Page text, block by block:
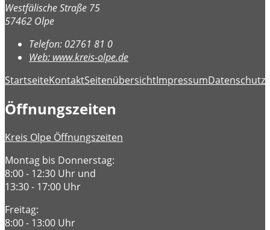
Westfälische Straße 75
57462 Olpe
Telefon: 02761 81 0
Web: www.kreis-olpe.de
StartseiteKontaktSeitenübersichtImpressumDatenschutz
Öffnungszeiten
Kreis Olpe Öffnungszeiten
Montag bis Donnerstag:
8:00 - 12:30 Uhr und
13:30 - 17:00 Uhr
Freitag:
8:00 - 13:00 Uhr